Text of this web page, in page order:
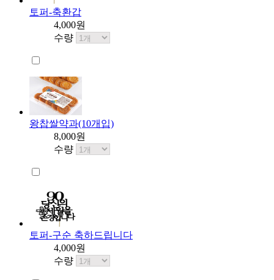
토퍼-축환갑
4,000원
수량
왕찹쌀약과(10개입)
8,000원
수량
토퍼-구순 축하드립니다
4,000원
수량